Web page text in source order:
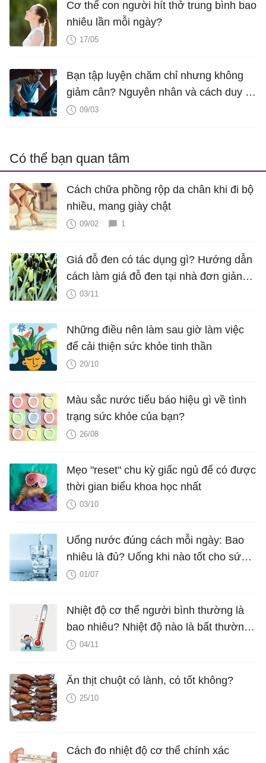
Cơ thể con người hít thở trung bình bao
nhiêu lần mỗi ngày?
17/05
Bạn tập luyện chăm chỉ nhưng không
giảm cân? Nguyên nhân và cách duy trì
cân nặng hiệu quả
09/03
Có thể bạn quan tâm
Cách chữa phồng rộp da chân khi đi bộ
nhiều, mang giày chật
09/02 1
Giá đỗ đen có tác dụng gì? Hướng dẫn
cách làm giá đỗ đen tại nhà đơn giản
nhất03/11
Những điều nên làm sau giờ làm việc
để cải thiện sức khỏe tinh thần
20/10
Màu sắc nước tiểu báo hiệu gì về tình
trạng sức khỏe của bạn?
26/08
Mẹo "reset" chu kỳ giấc ngủ để có được
thời gian biểu khoa học nhất
03/10
Uống nước đúng cách mỗi ngày: Bao
nhiêu là đủ? Uống khi nào tốt cho sức
khỏe?
01/07
Nhiệt độ cơ thể người bình thường là
bao nhiêu? Nhiệt độ nào là bất thường
cần đi khám?
04/11
Ăn thịt chuột có lành, có tốt không?
25/10
Cách đo nhiệt độ cơ thể chính xác